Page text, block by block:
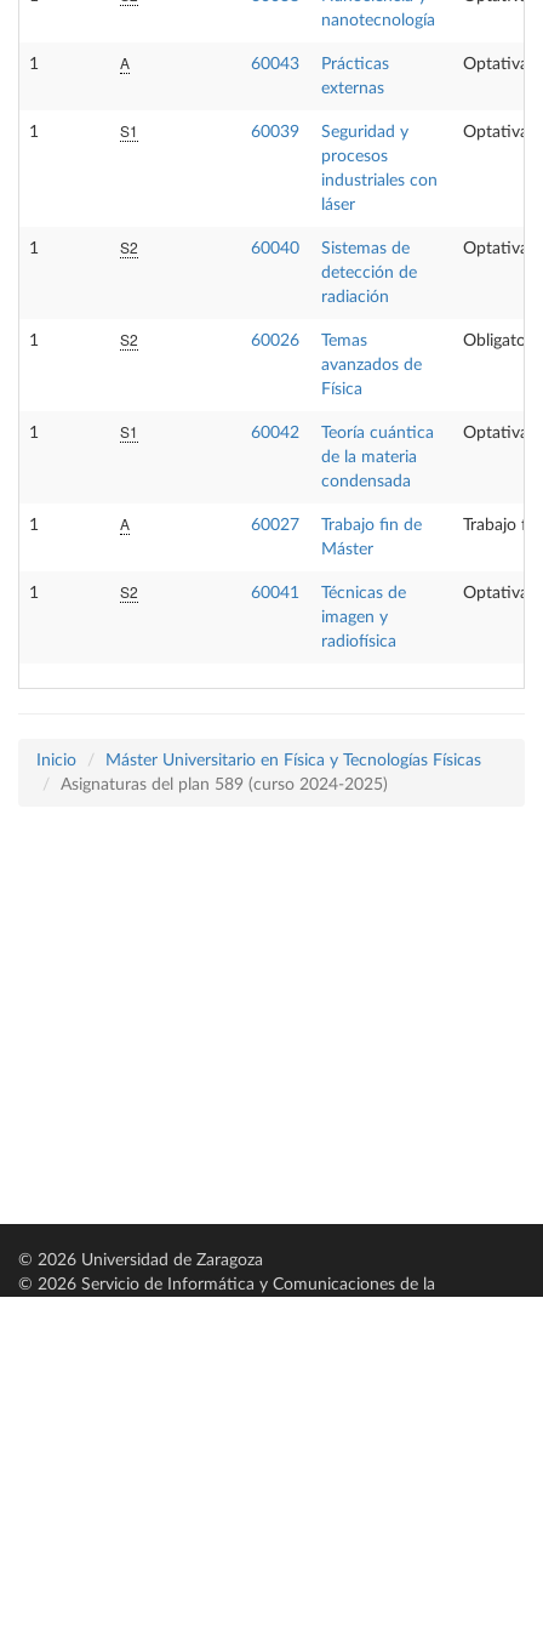
nanotecnología
1 A 60043
Prácticas
externas
Optativa
1 S1 60039
Seguridad y
procesos
industriales con
láser
Optativa
1 S2 60040
Sistemas de
detección de
radiación
Optativa
1 S2 60026
Temas
avanzados de
Física
Obligatoria
1 S1 60042
Teoría cuántica
de la materia
condensada
Optativa
1 A 60027
Trabajo fin de
Máster
Trabajo
1 S2 60041
Técnicas de
imagen y
radiofísica
Optativa
Inicio
Máster Universitario en Física y Tecnologías Físicas
Asignaturas del plan 589 (curso 2024-2025)
© 2026 Universidad de Zaragoza
© 2026 Servicio de Informática y Comunicaciones de la